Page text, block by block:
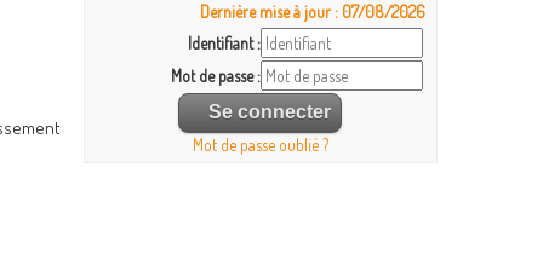
Dernière mise à jour : 07/08/2026
Identifiant :
Mot de passe :
Mot de passe oublié ?